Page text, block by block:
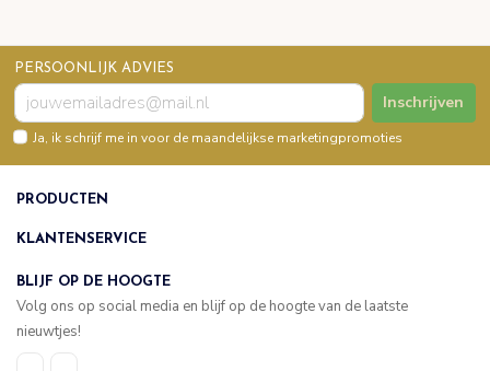
PERSOONLIJK ADVIES
Inschrijven
Ja, ik schrijf me in voor de maandelijkse marketingpromoties
PRODUCTEN
KLANTENSERVICE
BLIJF OP DE HOOGTE
Volg ons op social media en blijf op de hoogte van de laatste
nieuwtjes!